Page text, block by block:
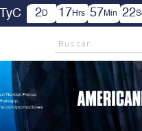
D 17 Hrs 57Min 20Seg
Buscar